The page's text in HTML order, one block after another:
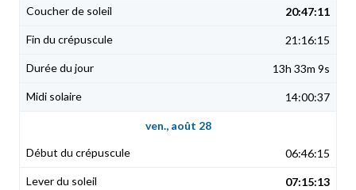
20:47:11
21:16:15
13h 33m 9s
14:00:37
ven., août 28
06:46:15
07:15:13